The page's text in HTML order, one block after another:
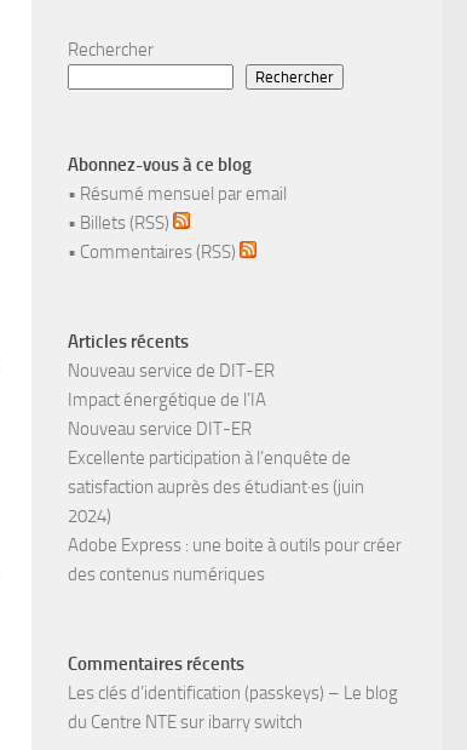
Rechercher
Rechercher
Abonnez-vous à ce blog
• Résumé mensuel par email
• Billets (RSS)
• Commentaires (RSS)
Articles récents
Nouveau service de DIT-ER
Impact énergétique de l’IA
Nouveau service DIT-ER
Excellente participation à l’enquête de
satisfaction auprès des étudiant·es (juin
2024)
Adobe Express : une boite à outils pour créer
des contenus numériques
Commentaires récents
Les clés d’identification (passkeys) – Le blog
du Centre NTEsur ibarry switch